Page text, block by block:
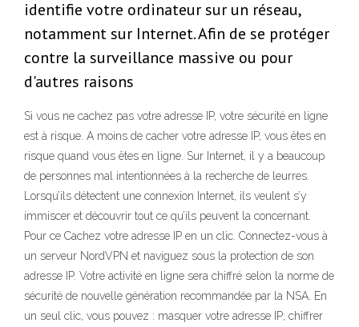
identifie votre ordinateur sur un réseau,
notamment sur Internet. Afin de se protéger
contre la surveillance massive ou pour
d'autres raisons
Si vous ne cachez pas votre adresse IP, votre sécurité en ligne
est à risque. A moins de cacher votre adresse IP, vous êtes en
risque quand vous êtes en ligne. Sur Internet, il y a beaucoup
de personnes mal intentionnées à la recherche de leurres.
Lorsqu’ils détectent une connexion Internet, ils veulent s’y
immiscer et découvrir tout ce qu’ils peuvent la concernant.
Pour ce Cachez votre adresse IP en un clic. Connectez-vous à
un serveur NordVPN et naviguez sous la protection de son
adresse IP. Votre activité en ligne sera chiffré selon la norme de
sécurité de nouvelle génération recommandée par la NSA. En
un seul clic, vous pouvez : masquer votre adresse IP; chiffrer